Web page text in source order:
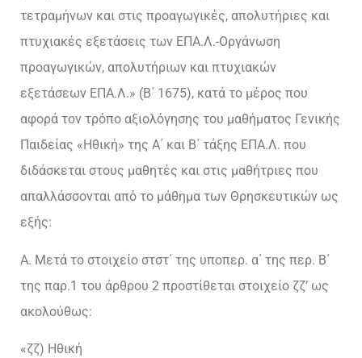
τετραμήνων και στις προαγωγικές, απολυτήριες και
πτυχιακές εξετάσεις των ΕΠΑ.Λ.-Οργάνωση
προαγωγικών, απολυτήριων και πτυχιακών
εξετάσεων ΕΠΑ.Λ.» (Β΄ 1675), κατά το μέρος που
αφορά τον τρόπο αξιολόγησης του μαθήματος Γενικής
Παιδείας «Ηθική» της Α΄ και Β΄ τάξης ΕΠΑ.Λ. που
διδάσκεται στους μαθητές και στις μαθήτριες που
απαλλάσσονται από το μάθημα των Θρησκευτικών ως
εξής:
Α. Μετά το στοιχείο στστ΄ της υποπερ. α΄ της περ. Β΄
της παρ.1 του άρθρου 2 προστίθεται στοιχείο ζζ’ ως
ακολούθως:
«ζζ) Ηθική